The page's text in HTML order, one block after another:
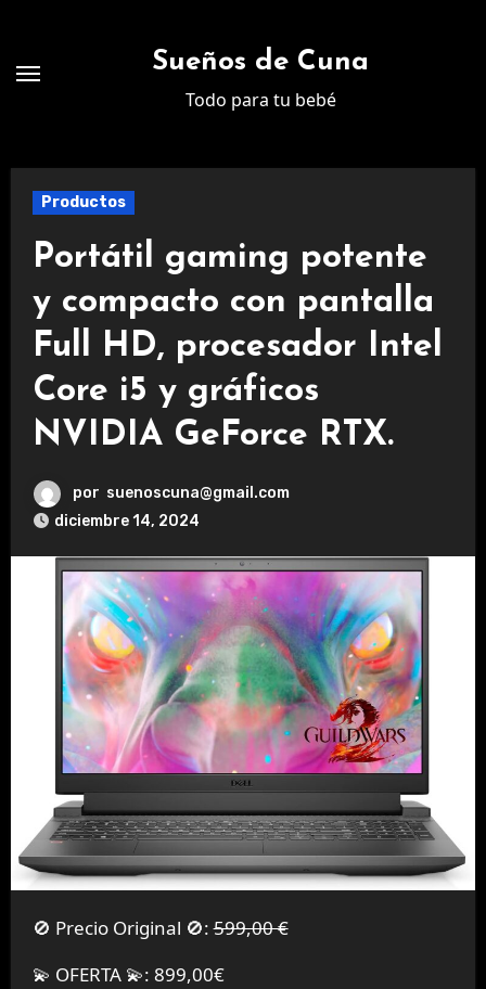
contenido
Sueños de Cuna
Todo para tu bebé
Productos
Portátil gaming potente
y compacto con pantalla
Full HD, procesador Intel
Core i5 y gráficos
NVIDIA GeForce RTX.
por suenoscuna@gmail.com
diciembre 14, 2024
🚫 Precio Original 🚫:599,00 €
💫 OFERTA 💫: 899,00€